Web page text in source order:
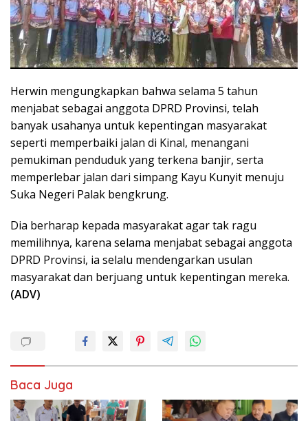
Herwin mengungkapkan bahwa selama 5 tahun
menjabat sebagai anggota DPRD Provinsi, telah
banyak usahanya untuk kepentingan masyarakat
seperti memperbaiki jalan di Kinal, menangani
pemukiman penduduk yang terkena banjir, serta
memperlebar jalan dari simpang Kayu Kunyit menuju
Suka Negeri Palak bengkrung.
Dia berharap kepada masyarakat agar tak ragu
memilihnya, karena selama menjabat sebagai anggota
DPRD Provinsi, ia selalu mendengarkan usulan
masyarakat dan berjuang untuk kepentingan mereka.
(ADV)
Baca Juga